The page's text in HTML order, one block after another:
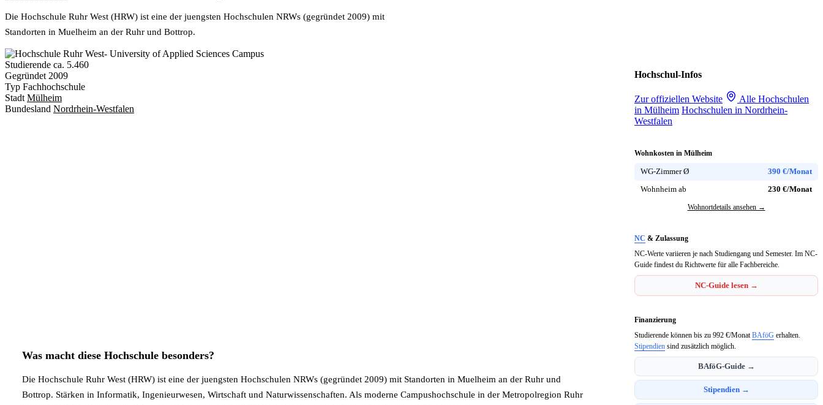
Die Hochschule Ruhr West (HRW) ist eine der juengsten Hochschulen NRWs (gegründet 2009) mit
Standorten in Muelheim an der Ruhr und Bottrop.
Studierende ca. 5.460
Gegründet 2009
Typ Fachhochschule
Stadt Mülheim
Bundesland Nordrhein-Westfalen
Was macht diese Hochschule besonders?
Die Hochschule Ruhr West (HRW) ist eine der juengsten Hochschulen NRWs (gegründet 2009) mit Standorten in Muelheim an der Ruhr und
Bottrop. Stärken in Informatik, Ingenieurwesen, Wirtschaft und Naturwissenschaften. Als moderne Campushochschule in der Metropolregion Ruhr
Hochschul-Infos
Zur offiziellen Website
Alle Hochschulen
in Mülheim Hochschulen in Nordrhein-
Westfalen
Wohnkosten in Mülheim
WG-Zimmer Ø 390 €/Monat
Wohnheim ab 230 €/Monat
Wohnortdetails ansehen →
NC & Zulassung
NC-Werte variieren je nach Studiengang und Semester. Im NC-
Guide findest du Richtwerte für alle Fachbereiche.
NC-Guide lesen →
Finanzierung
Studierende können bis zu 992 €/MonatBAföG erhalten.
Stipendien sind zusätzlich möglich.
BAföG-Guide →
Stipendien →